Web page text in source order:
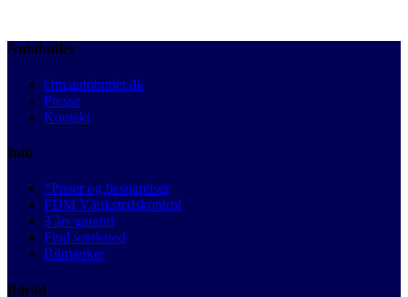
Autobutler
Om autobutler.dk
Presse
Kontakt
Info
*Priser og besparelser
FDM Værkstedskontrol
3 års garanti
Find værksted
Bilmærker
Bilråd